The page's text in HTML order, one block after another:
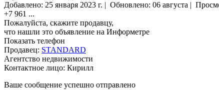
Добавлено: 25 января 2023 г. | Обновлено: 06 августа |
+7 961 ...
Пожалуйста, скажите продавцу,
что нашли это объявление на Информетре
Показать телефон
Продавец: STANDARD
Агентство недвижимости
Контактное лицо: Кирилл
Ваше сообщение успешно отправлено